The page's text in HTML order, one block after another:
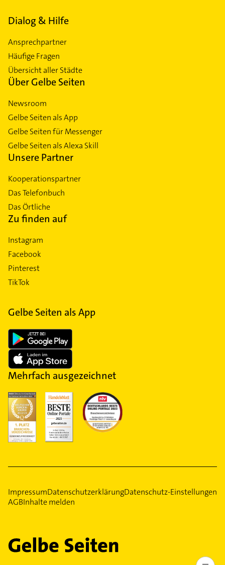
Dialog & Hilfe
Ansprechpartner
Häufige Fragen
Übersicht aller Städte
Über Gelbe Seiten
Newsroom
Gelbe Seiten als App
Gelbe Seiten für Messenger
Gelbe Seiten als Alexa Skill
Unsere Partner
Kooperationspartner
Das Telefonbuch
Das Örtliche
Zu finden auf
Instagram
Facebook
Pinterest
TikTok
Gelbe Seiten als App
Mehrfach ausgezeichnet
ImpressumDatenschutzerklärungDatenschutz-Einstellungen
AGBInhalte melden